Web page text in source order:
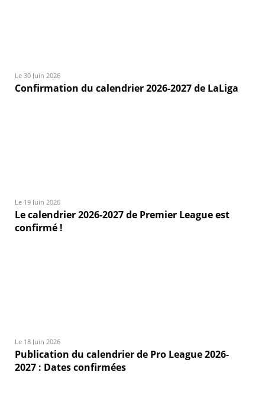
Le 30 Juin 2026
Confirmation du calendrier 2026-2027 de LaLiga
Le 19 Juin 2026
Le calendrier 2026-2027 de Premier League est
confirmé !
Le 18 Juin 2026
Publication du calendrier de Pro League 2026-
2027 : Dates confirmées